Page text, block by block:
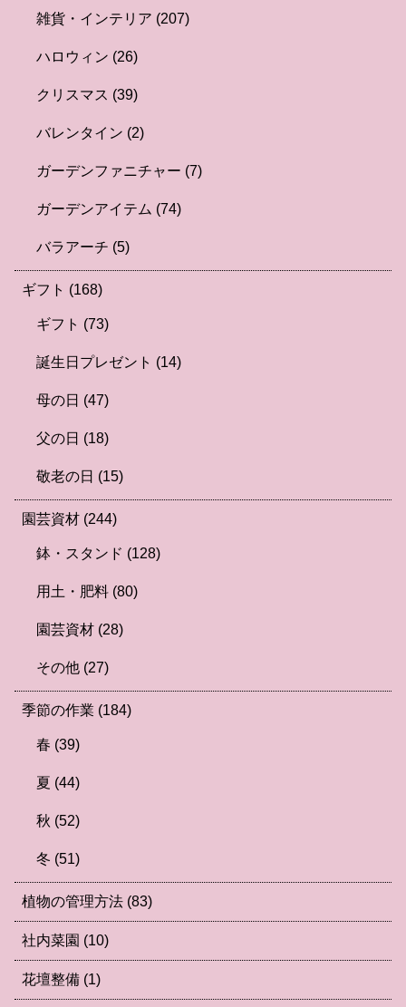
雑貨・インテリア (207)
ハロウィン (26)
クリスマス (39)
バレンタイン (2)
ガーデンファニチャー (7)
ガーデンアイテム (74)
バラアーチ (5)
ギフト (168)
ギフト (73)
誕生日プレゼント (14)
母の日 (47)
父の日 (18)
敬老の日 (15)
園芸資材 (244)
鉢・スタンド (128)
用土・肥料 (80)
園芸資材 (28)
その他 (27)
季節の作業 (184)
春 (39)
夏 (44)
秋 (52)
冬 (51)
植物の管理方法 (83)
社内菜園 (10)
花壇整備 (1)